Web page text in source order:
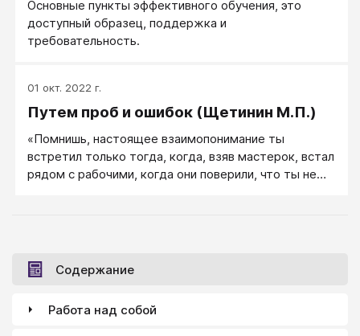
цели научить или научиться. Результат научения -
выученное поведение. Научение - одно из основных
понятий этологии.
Основные пункты эффективного обучения, это
доступный образец, поддержка и
требовательность.
01 окт. 2022 г.
Путем проб и ошибок (Щетинин М.П.)
«Помнишь, настоящее взаимопонимание ты
встретил только тогда, когда, взяв мастерок, встал
рядом с рабочими, когда они поверили, что ты не
для вторых оказалась чужой, продиктованной
«сверху».
Содержание
Работа над собой